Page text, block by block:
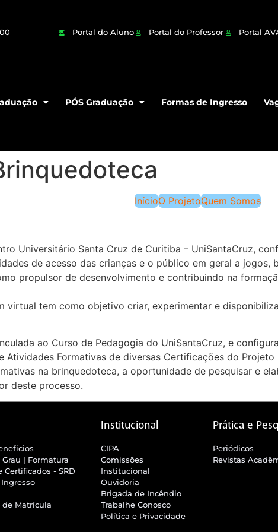
Portal do Aluno Portal do Professor Portal
PÓS Graduação Formas de Ingresso
InícioO ProjetoQuem Somos
Universitário Santa Cruz de Curitiba – UniSantaCruz,
de acesso das crianças e o público em geral a jogos,
propulsor de desenvolvimento e contribuindo na
virtual tem como objetivo criar, experimentar e
ao Curso de Pedagogia do UniSantaCruz, e
Atividades Formativas de diversas Certificações do
na brinquedoteca, a oportunidade de pesquisar e
deste processo.
Grau | Formatura
Certificados - SRD
de Matrícula
Institucional
CIPA
Comissões
Institucional
Ouvidoria
Brigada de Incêndio
Trabalhe Conosco
Política e Privacidade
Prática e
Periódicos
Revistas